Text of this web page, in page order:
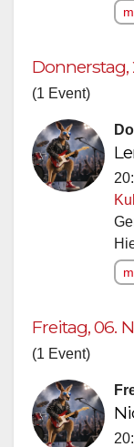
Donnerstag,
(1 Event)
Freitag, 06.
(1 Event)